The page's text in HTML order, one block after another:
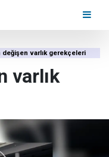
değişen varlık gerekçeleri
varlık